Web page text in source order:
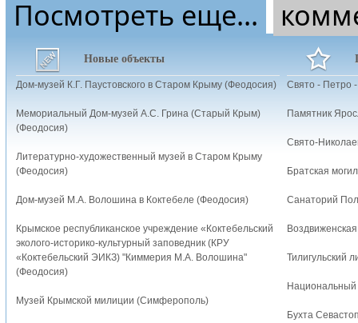
Посмотреть еще...
Новые объекты
Дом-музей К.Г. Паустовского в Старом Крыму (Феодосия)
Мемориальный Дом-музей А.С. Грина (Старый Крым)
(Феодосия)
Литературно-художественный музей в Старом Крыму
(Феодосия)
Дом-музей М.А. Волошина в Коктебеле (Феодосия)
Крымское республиканское учреждение «Коктебельский
эколого-историко-культурный заповедник (КРУ
«Коктебельский ЭИКЗ) "Киммерия М.А. Волошина"
(Феодосия)
Музей Крымской милиции (Симферополь)
Свято - Петро
Памятник
Свято-
Братская
Санаторий
Тилигульский
Бухта